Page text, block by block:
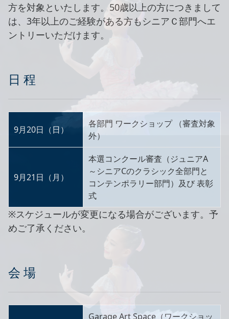
方を対象といたします。50歳以上の方につきまして
は、3年以上のご経験がある方もシニアＣ部門へエ
ントリーいただけます。
日 程
9月20日（日）
各部門 ワークショップ （審査対象
外）
9月21日（月）
本選コンクール審査（ジュニアA
～シニアCのクラシック全部門と
コンテンポラリー部門）及び 表彰
式
※スケジュールが変更になる場合がございます。予
めご了承ください。
会 場
Garage Art Space（ワークショッ